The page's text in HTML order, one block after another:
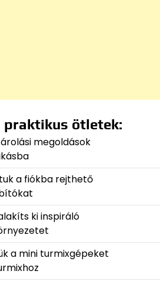
praktikus ötletek:
megoldások
a fiókba rejthető
ki inspiráló
a mini turmixgépeket